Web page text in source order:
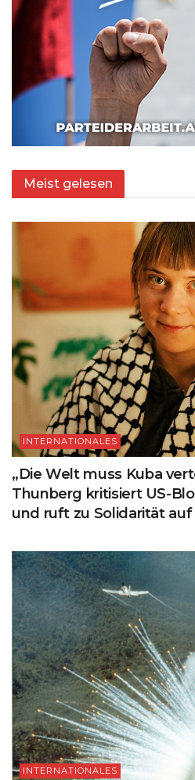
Meist gelesen
INTERNATIONALES
„Die Welt muss Kuba
Thunberg kritisiert US-
und ruft zu Solidarität auf
INTERNATIONALES